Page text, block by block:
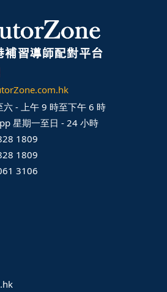
六 - 上午 9 時至下午 6 時
星期一至日 - 24 小時
1809
1809
3106